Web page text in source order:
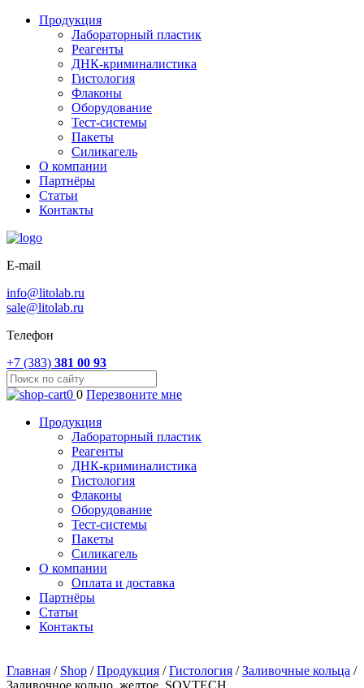
Продукция
Лабораторный пластик
Реагенты
ДНК-криминалистика
Гистология
Флаконы
Оборудование
Тест-системы
Пакеты
Силикагель
О компании
Партнёры
Статьи
Контакты
E-mail
info@litolab.ru
sale@litolab.ru
Телефон
+7 (383) 381 00 93
0 0 Перезвоните мне
Продукция
Лабораторный пластик
Реагенты
ДНК-криминалистика
Гистология
Флаконы
Оборудование
Тест-системы
Пакеты
Силикагель
О компании
Оплата и доставка
Партнёры
Статьи
Контакты
Главная / Shop /Продукция /Гистология /Заливочные кольца /
Заливочное кольцо, желтое, SOVTECH